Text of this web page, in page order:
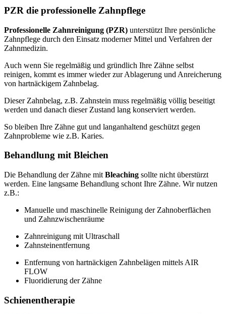
PZR die professionelle Zahnpflege
Professionelle Zahnreinigung (PZR) unterstützt Ihre persönliche
Zahnpflege durch den Einsatz moderner Mittel und Verfahren der
Zahnmedizin.
Auch wenn Sie regelmäßig und gründlich Ihre Zähne selbst
reinigen, kommt es immer wieder zur Ablagerung und Anreicherung
von hartnäckigem Zahnbelag.
Dieser Zahnbelag, z.B. Zahnstein muss regelmäßig völlig beseitigt
werden und danach dieser Zustand lang konserviert werden.
So bleiben Ihre Zähne gut und langanhaltend geschützt gegen
Zahnprobleme wie z.B. Karies.
Behandlung mit Bleichen
Die Behandlung der Zähne mit Bleaching sollte nicht überstürzt
werden. Eine langsame Behandlung schont Ihre Zähne. Wir nutzen
z.B.:
Manuelle und maschinelle Reinigung der Zahnoberflächen
und Zahnzwischenräume
Zahnreinigung mit Ultraschall
Zahnsteinentfernung
Entfernung von hartnäckigen Zahnbelägen mittels AIR
FLOW
Fluoridierung der Zähne
Schienentherapie